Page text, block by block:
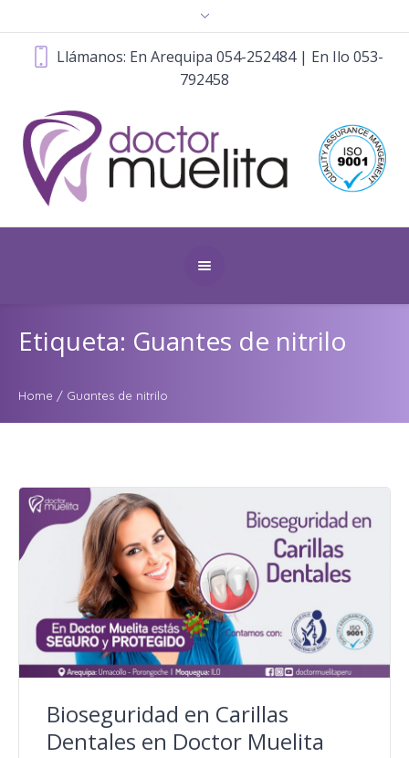
Llámanos: En Arequipa 054-252484 | En Ilo 053-
792458
Etiqueta: Guantes de nitrilo
Home / Guantes de nitrilo
Bioseguridad en Carillas
Dentales en Doctor Muelita